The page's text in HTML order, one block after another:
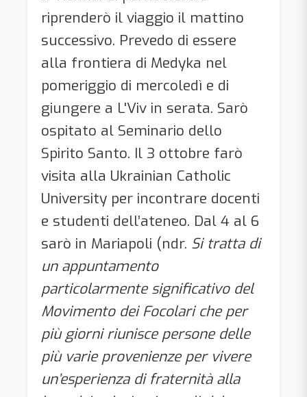
riprenderò il viaggio il mattino
successivo. Prevedo di essere
alla frontiera di Medyka nel
pomeriggio di mercoledì e di
giungere a L'Viv in serata. Sarò
ospitato al Seminario dello
Spirito Santo. Il 3 ottobre farò
visita alla Ukrainian Catholic
University per incontrare docenti
e studenti dell’ateneo. Dal 4 al 6
sarò in Mariapoli (ndr. Si tratta di
un appuntamento
particolarmente significativo del
Movimento dei Focolari che per
più giorni riunisce persone delle
più varie provenienze per vivere
un’esperienza di fraternità alla